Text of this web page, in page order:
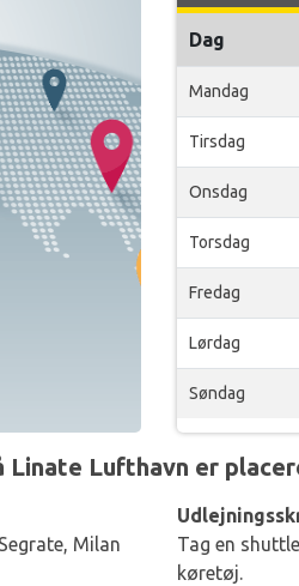
Dag
Mandag
Tirsdag
Onsdag
Torsdag
Fredag
Lørdag
Søndag
Linate Lufthavn er
Milan
Tag en
køretøj.